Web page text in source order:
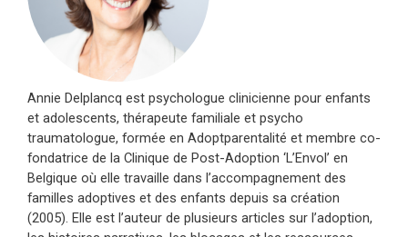
Annie Delplancq est psychologue clinicienne pour enfants
et adolescents, thérapeute familiale et psycho
traumatologue, formée en Adoptparentalité et membre co-
fondatrice de la Clinique de Post-Adoption ‘L’Envol’ en
Belgique où elle travaille dans l’accompagnement des
familles adoptives et des enfants depuis sa création
(2005). Elle est l’auteur de plusieurs articles sur l’adoption,